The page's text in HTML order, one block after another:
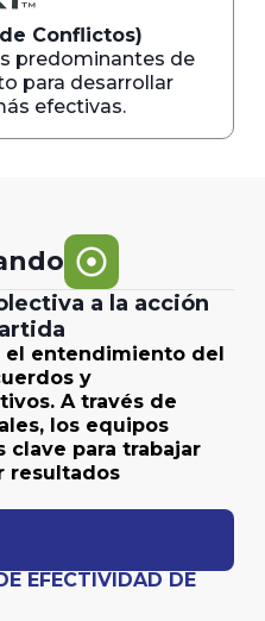
Conflictos)
predominantes de
para desarrollar
efectivas.
adjust
a la acción
el entendimiento del
y
A través de
los equipos
clave para trabajar
resultados
EFECTIVIDAD DE